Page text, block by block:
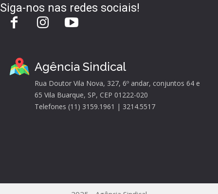
Siga-nos nas redes sociais!
Agência Sindical
Rua Doutor Vila Nova, 327, 6º andar, conjuntos 64 e
65 Vila Buarque, SP, CEP 01222-020
Telefones (11) 3159.1961 | 3214.5517